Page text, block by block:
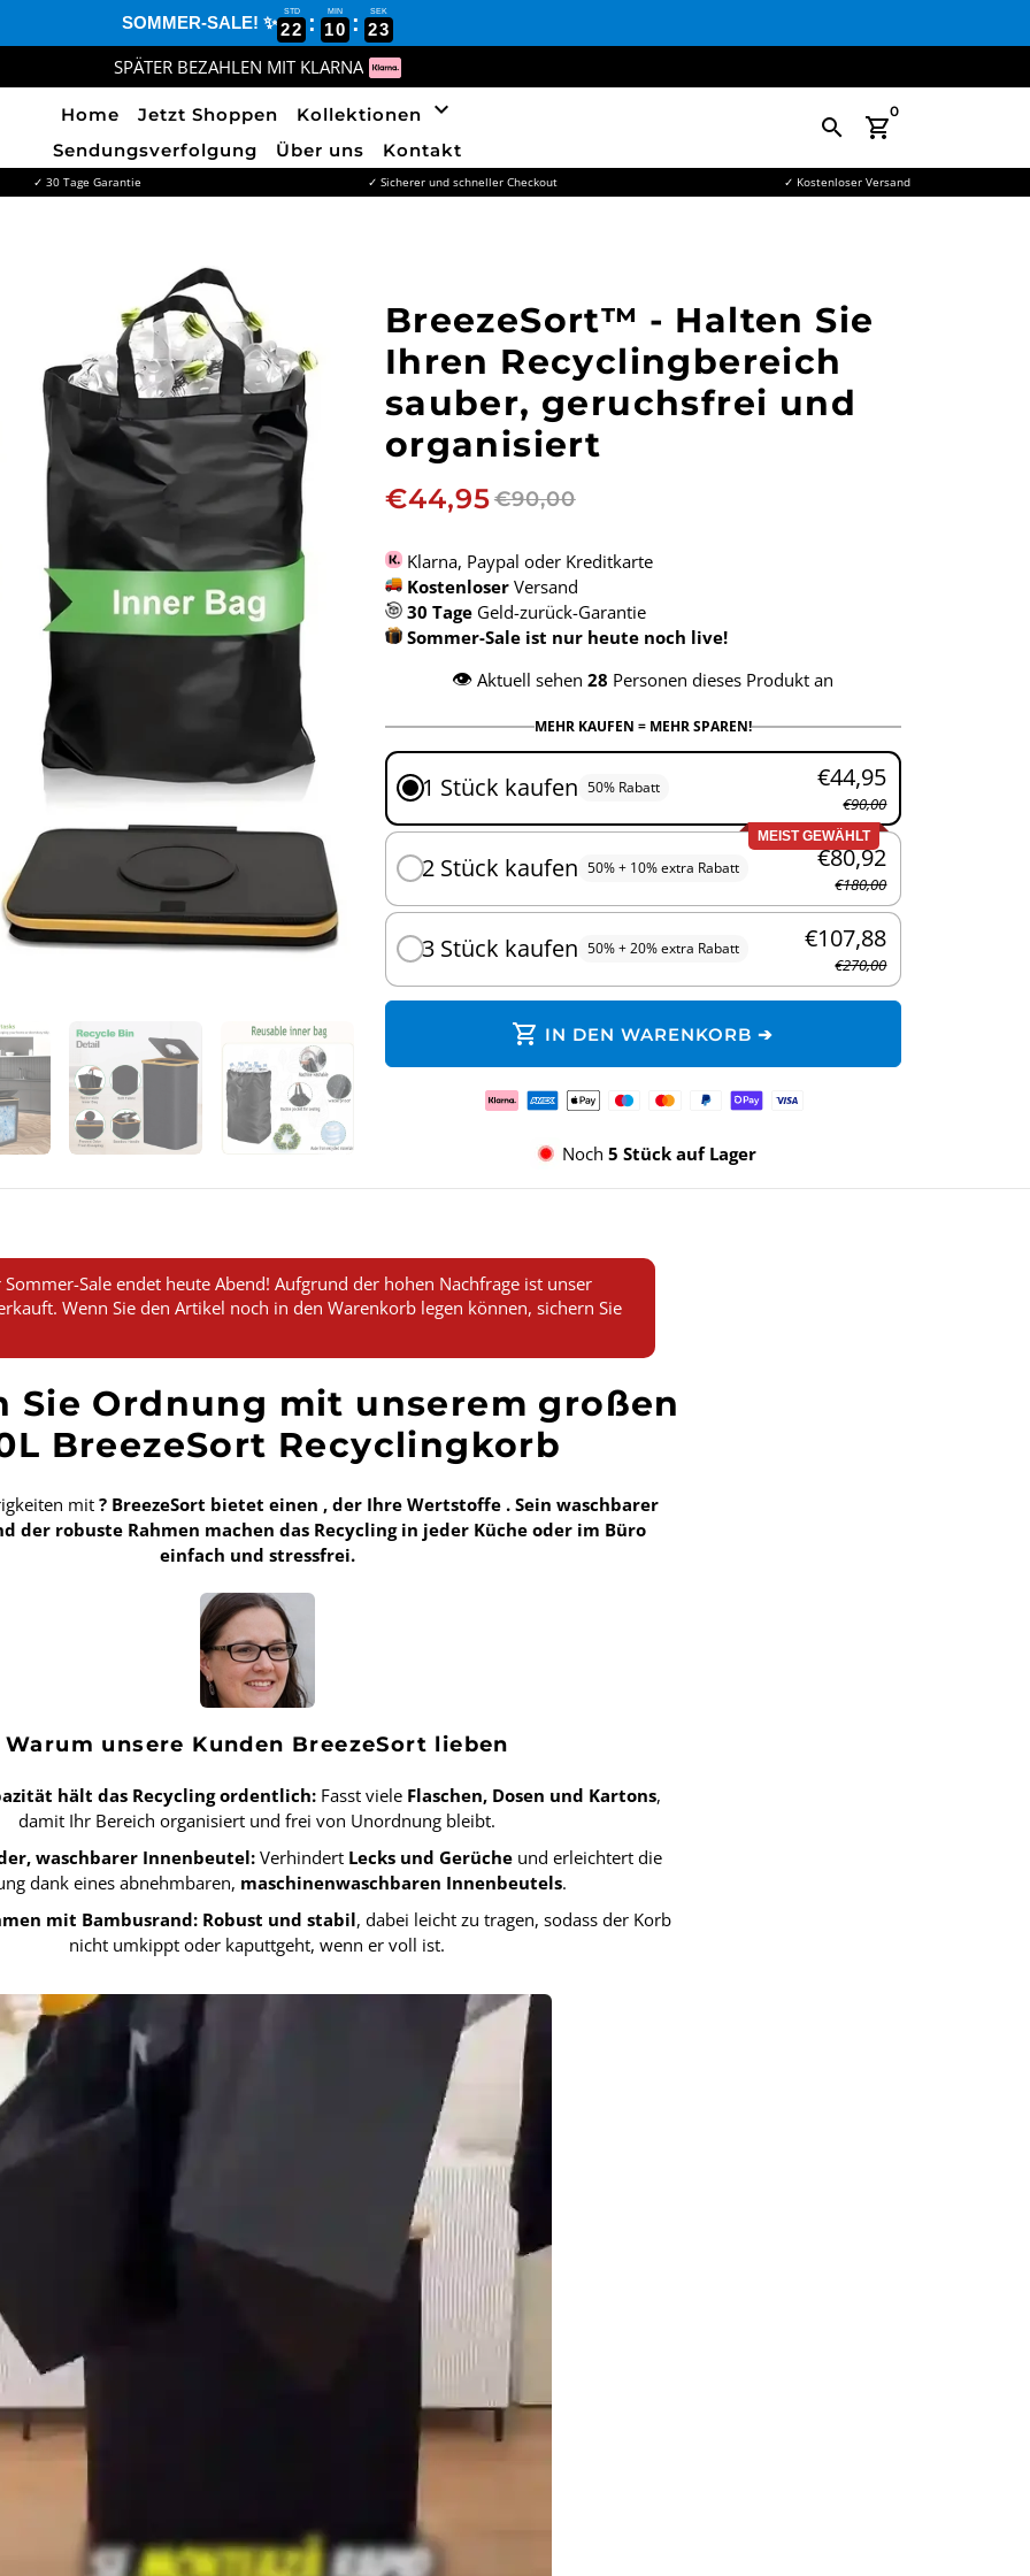
SOMMER-SALE! ✨
STD
22 : MIN
10 : SEK
22
SPÄTER BEZAHLEN MIT KLARNA
Home Jetzt Shoppen Kollektionen keyboard_arrow_down
Sendungsverfolgung Über uns Kontakt
search shopping_cart
0
✓ 30 Tage Garantie ✓ Sicherer und schneller Checkout ✓ Kostenloser Versand
BreezeSort™ - Halten Sie
Ihren Recyclingbereich
sauber, geruchsfrei und
organisiert
€44,95€90,00
Klarna, Paypal oder Kreditkarte
Kostenloser Versand
30 Tage Geld-zurück-Garantie
Sommer-Sale ist nur heute noch live!
👁️ Aktuell sehen28 Personen dieses Produkt an
MEHR KAUFEN = MEHR SPAREN!
1 Stück kaufen 50% Rabatt €44,95
€90,00
MEIST GEWÄHLT
2 Stück kaufen 50% + 10% extra Rabatt €80,92
€180,00
3 Stück kaufen 50% + 20% extra Rabatt €107,88
€270,00
shopping_cart IN DEN WARENKORB ➔
Zahlungsmethoden
Noch 5 Stück auf Lager
Sale endet heute Abend! Aufgrund der hohen Nachfrage ist unser
Wenn Sie den Artikel noch in den Warenkorb legen können, sichern Sie
Sie Ordnung mit unserem großen
BreezeSort Recyclingkorb
mit? BreezeSort bietet einen , der Ihre Wertstoffe . Seinwaschbarer
der robuste Rahmen machen das Recycling in jeder Küche oder im Büro
einfach und stressfrei.
Warum unsere Kunden BreezeSort lieben
hält das Recycling ordentlich: Fasst viele Flaschen, Dosen und Kartons,
damit Ihr Bereich organisiert und frei von Unordnung bleibt.
waschbarer Innenbeutel: Verhindert Lecks und Gerüche und erleichtert die
dank eines abnehmbaren, maschinenwaschbaren Innenbeutels.
mit Bambusrand: Robust und stabil, dabei leicht zu tragen, sodass der Korb
nicht umkippt oder kaputtgeht, wenn er voll ist.